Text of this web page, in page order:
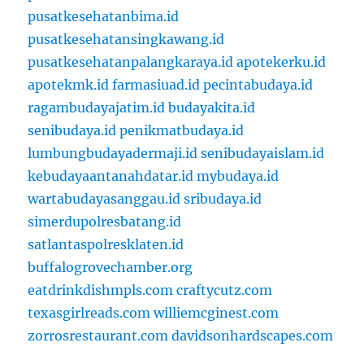
pusatkesehatanbima.id
pusatkesehatansingkawang.id
pusatkesehatanpalangkaraya.id apotekerku.id
apotekmk.id farmasiuad.id pecintabudaya.id
ragambudayajatim.id budayakita.id
senibudaya.id penikmatbudaya.id
lumbungbudayadermaji.id senibudayaislam.id
kebudayaantanahdatar.id mybudaya.id
wartabudayasanggau.id sribudaya.id
simerdupolresbatang.id
satlantaspolresklaten.id
buffalogrovechamber.org
eatdrinkdishmpls.com craftycutz.com
texasgirlreads.com williemcginest.com
zorrosrestaurant.com davidsonhardscapes.com